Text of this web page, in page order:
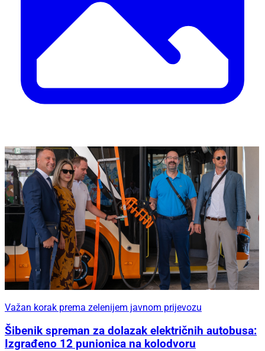
Važan korak prema zelenijem javnom prijevozu
Šibenik spreman za dolazak električnih autobusa:
Izgrađeno 12 punionica na kolodvoru